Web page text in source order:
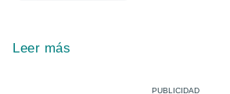
Leer más